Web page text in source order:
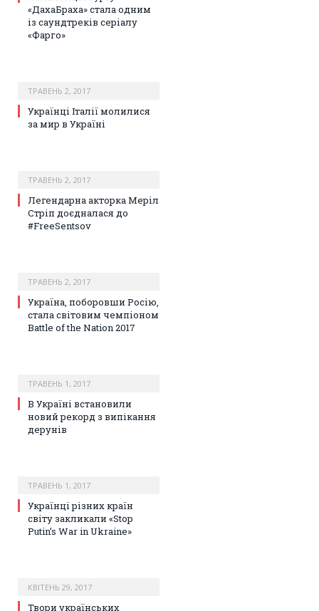
«ДахаБраха» стала одним
із саундтреків серіалу
«Фарго»
ТРАВЕНЬ 2, 2017
Українці Італії молилися
за мир в Україні
ТРАВЕНЬ 2, 2017
Легендарна акторка Меріл
Стріп доєдналася до
#FreeSentsov
ТРАВЕНЬ 2, 2017
Україна, поборовши Росію,
стала світовим чемпіоном
Battle of the Nation 2017
ТРАВЕНЬ 1, 2017
В Україні встановили
новий рекорд з випікання
дерунів
ТРАВЕНЬ 1, 2017
Українці різних країн
світу закликали «Stop
Putin’s War in Ukraine»
КВІТЕНЬ 29, 2017
Твори українських